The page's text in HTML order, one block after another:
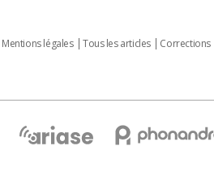
Mentions légales Tous les articles
Corrections